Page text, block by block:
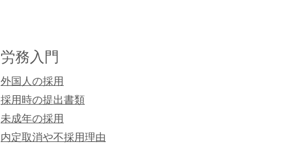
労務入門
外国人の採用
採用時の提出書類
未成年の採用
内定取消や不採用理由